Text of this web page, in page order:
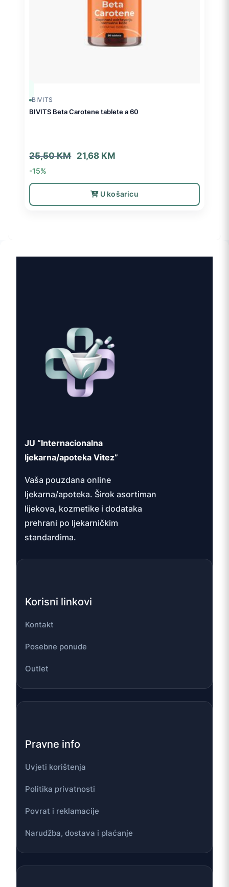
BIVITS
BIVITS Beta Carotene tablete a 60
25,50KM
Izvorna
21,68 KM
21,68 KM.
-15%
U košaricu
JU “Internacionalna
ljekarna/apoteka Vitez”
Vaša pouzdana online
ljekarna/apoteka. Širok asortiman
lijekova, kozmetike i dodataka
prehrani po ljekarničkim
standardima.
Korisni linkovi
Kontakt
Posebne ponude
Outlet
Pravne info
Uvjeti korištenja
Politika privatnosti
Povrat i reklamacije
Narudžba, dostava i plaćanje